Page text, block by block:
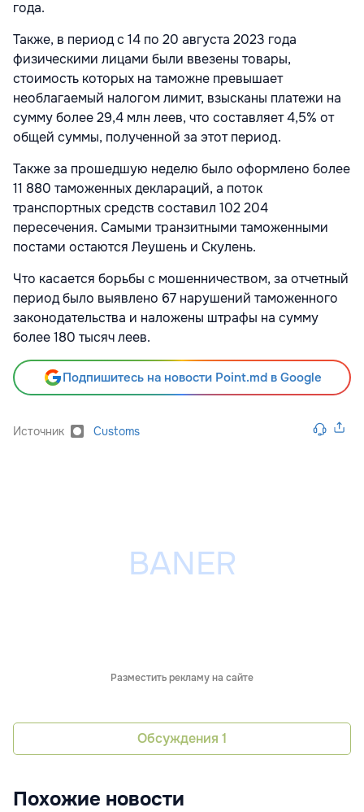
года.
Также, в период с 14 по 20 августа 2023 года
физическими лицами были ввезены товары,
стоимость которых на таможне превышает
необлагаемый налогом лимит, взысканы платежи на
сумму более 29,4 млн леев, что составляет 4,5% от
общей суммы, полученной за этот период.
Также за прошедшую неделю было оформлено более
11 880 таможенных деклараций, а поток
транспортных средств составил 102 204
пересечения. Самыми транзитными таможенными
постами остаются Леушень и Скулень.
Что касается борьбы с мошенничеством, за отчетный
период было выявлено 67 нарушений таможенного
законодательства и наложены штрафы на сумму
более 180 тысяч леев.
Подпишитесь на новости Point.md в Google
Источник Customs
Разместить рекламу на сайте
Обсуждения 1
Похожие новости